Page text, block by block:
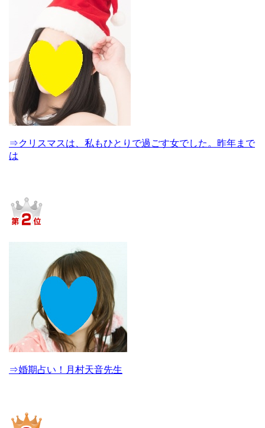
⇒クリスマスは、私もひとりで過ごす女でした。昨年まで
は
⇒婚期占い！月村天音先生